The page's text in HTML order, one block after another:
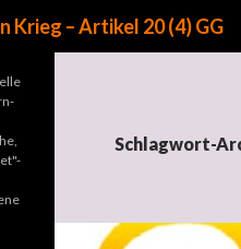
Krieg – Artikel 20 (4) GG
Schlagwort-